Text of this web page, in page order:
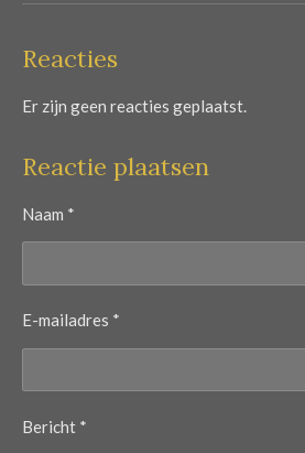
Reacties
Er zijn geen reacties geplaatst.
Reactie plaatsen
Naam *
E-mailadres *
Bericht *